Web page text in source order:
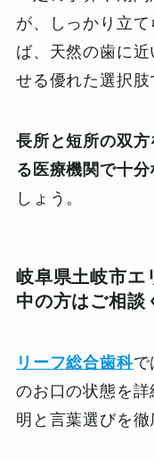
が、しっかり立
ば、天然の歯に
せる優れた選択肢
長所と短所の双
る医療機関で十
しょう。
岐阜県土岐市エ
中の方はご相談
リーフ総合歯科で
のお口の状態を
明と言葉選びを徹